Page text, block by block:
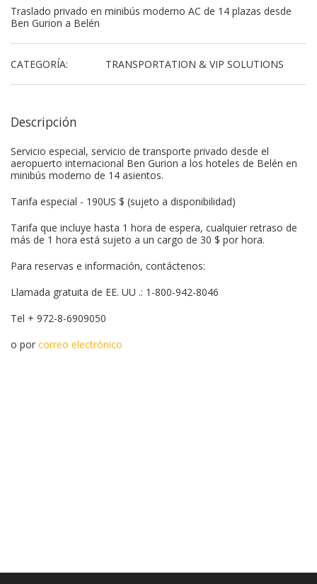
Traslado privado en minibús moderno AC de 14 plazas desde
Ben Gurion a Belén
CATEGORÍA: TRANSPORTATION & VIP SOLUTIONS
Descripción
Servicio especial, servicio de transporte privado desde el
aeropuerto internacional Ben Gurion a los hoteles de Belén en
minibús moderno de 14 asientos.
Tarifa especial - 190US $ (sujeto a disponibilidad)
Tarifa que incluye hasta 1 hora de espera, cualquier retraso de
más de 1 hora está sujeto a un cargo de 30 $ por hora.
Para reservas e información, contáctenos:
Llamada gratuita de EE. UU .: 1-800-942-8046
Tel + 972-8-6909050
o por correo electrónico